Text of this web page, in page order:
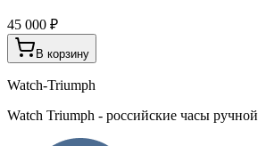
45 000 ₽
В корзину
Watch-Triumph
Watch Triumph - российские часы